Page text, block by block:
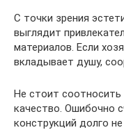
С точки зрения
выглядит
материалов. Если
вкладывает душу,
Не стоит
качество. Ошибочно
конструкций долго